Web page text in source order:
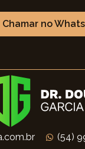
Chamar no
(54)